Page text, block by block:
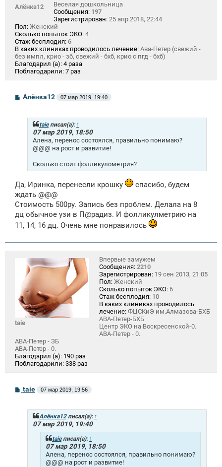
Алёнка12
Веселая дошкольница
Сообщения: 197
Зарегистрирован: 25 апр 2018, 22:44
Пол: Женский
Сколько попыток ЭКО: 4
Стаж бесплодия: 6
В каких клиниках проводилось лечение: Ава-Петер (свежий -
без импл, крио - зб, свежий - бхб, крио с пгд - бхб)
Благодарил (а): 4 раза
Поблагодарили: 7 раз
С
Алёнка12 07 мар 2019, 19:40
taieписал(а): ↑
07 мар 2019, 18:50
Алена, перенос состоялся, правильно понимаю?
@@@ на рост и развитие!
Сколько стоит фолликулометрия?
Да, Иринка, перенесли крошку
спасибо, будем
ждать @@@
Стоимость 500ру. Запись без проблем. Делала на 8
дц обычное узи в П@радиз. И фолликулметрию на
11, 14, 16 дц. Очень мне понравилось
taie
Впервые замужем
Сообщения: 2210
Зарегистрирован: 19 сен 2013, 21:05
Пол: Женский
Сколько попыток ЭКО: 6
Стаж бесплодия: 10
В каких клиниках проводилось
лечение: ФЦСКиЭ им.Алмазова-БХБ
АВА-Петер-БХБ
Центр ЭКО на Воскресенской-0.
АВА-Петер - 0.
АВА-Петер - ЗБ
АВА-Петер - 0.
Благодарил (а): 190 раз
Поблагодарили: 338 раз
С
о
taie 07 мар 2019, 19:56
Алёнка12писал(а): ↑
07 мар 2019, 19:40
taieписал(а): ↑
07 мар 2019, 18:50
Алена, перенос состоялся, правильно понимаю?
@@@ на рост и развитие!